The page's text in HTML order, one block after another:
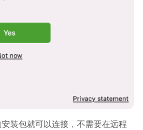
装包就可以连接，不需要在远程